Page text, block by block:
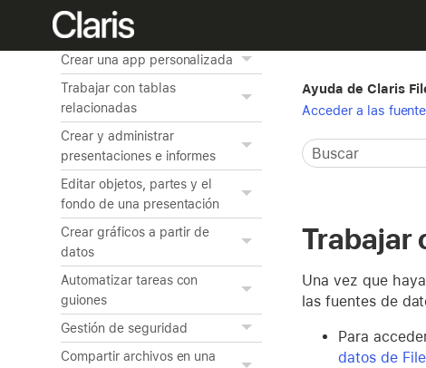
Previsualizar e imprimir
información
Crear una app personalizada
Trabajar con tablas
relacionadas
Crear y administrar
presentaciones e informes
Editar objetos, partes y el
fondo de una presentación
Crear gráficos a partir de
datos
Automatizar tareas con
guiones
Gestión de seguridad
Compartir archivos en una
Ayuda de Claris
Acceder a las
Trabajar
Una vez que
las fuentes de
Para
datos de